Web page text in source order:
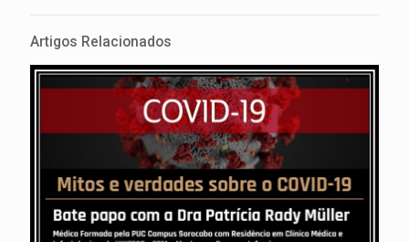
Artigos Relacionados